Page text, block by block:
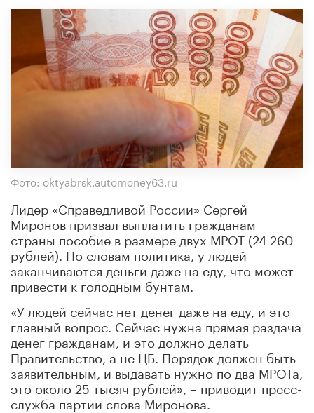
Фото: oktyabrsk.automoney63.ru
Лидер «Справедливой России» Сергей
Миронов призвал выплатить гражданам
страны пособие в размере двух МРОТ (24 260
рублей). По словам политика, у людей
заканчиваются деньги даже на еду, что может
привести к голодным бунтам.
«У людей сейчас нет денег даже на еду, и это
главный вопрос. Сейчас нужна прямая раздача
денег гражданам, и это должно делать
Правительство, а не ЦБ. Порядок должен быть
заявительным, и выдавать нужно по два МРОТа,
это около 25 тысяч рублей», – приводит пресс-
служба партии слова Миронова.